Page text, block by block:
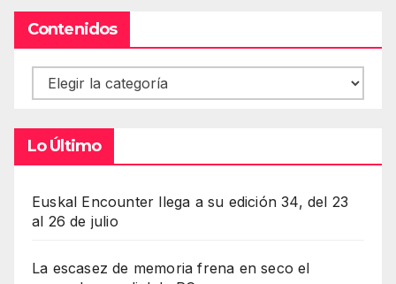
Contenidos
Contenidos
Lo Último
Euskal Encounter llega a su edición 34, del 23
al 26 de julio
La escasez de memoria frena en seco el